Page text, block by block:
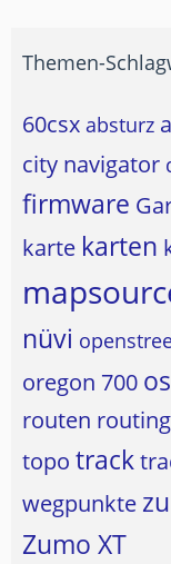
Themen-
60csx absturz
city navigator
firmware
karte karten
nüvi
oregon 700
routen routing
topo track
wegpunkte
Zumo XT